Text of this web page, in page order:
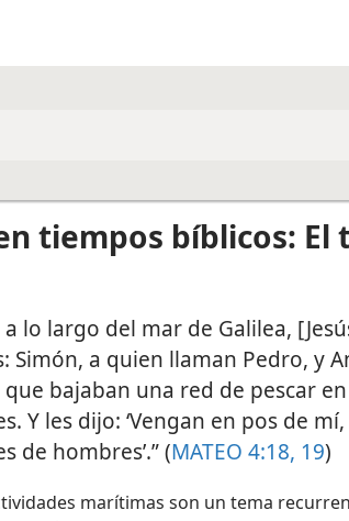
tiempos bíblicos: El
lo largo del mar de Galilea,
Simón, a quien llaman Pedro, y
bajaban una red de pescar en
Y les dijo: ‘Vengan en pos de mí,